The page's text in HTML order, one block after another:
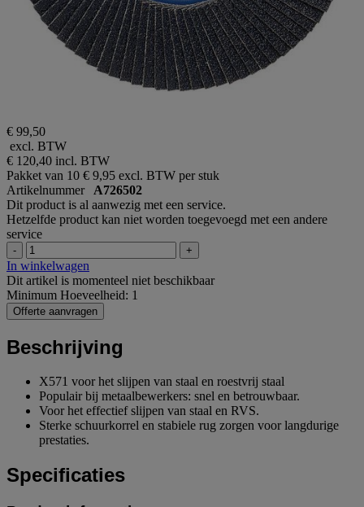
€ 99,50
excl. BTW
€ 120,40 incl. BTW
Pakket van 10 € 9,95 excl. BTW per stuk
Artikelnummer A726502
Dit product is al aanwezig met een service.
Hetzelfde product kan niet worden toegevoegd met een andere
service
- +
In winkelwagen
Dit artikel is momenteel niet beschikbaar
Minimum Hoeveelheid: 1
Offerte aanvragen
Beschrijving
X571 voor het slijpen van staal en roestvrij staal
Populair bij metaalbewerkers: snel en betrouwbaar.
Voor het effectief slijpen van staal en RVS.
Sterke schuurkorrel en stabiele rug zorgen voor langdurige
prestaties.
Specificaties